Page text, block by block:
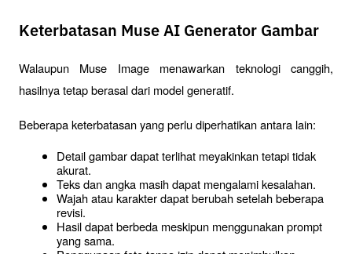
Keterbatasan Muse AI Generator Gambar
Walaupun Muse Image menawarkan teknologi canggih,
hasilnya tetap berasal dari model generatif.
Beberapa keterbatasan yang perlu diperhatikan antara lain:
Detail gambar dapat terlihat meyakinkan tetapi tidak
akurat.
Teks dan angka masih dapat mengalami kesalahan.
Wajah atau karakter dapat berubah setelah beberapa
revisi.
Hasil dapat berbeda meskipun menggunakan prompt
yang sama.